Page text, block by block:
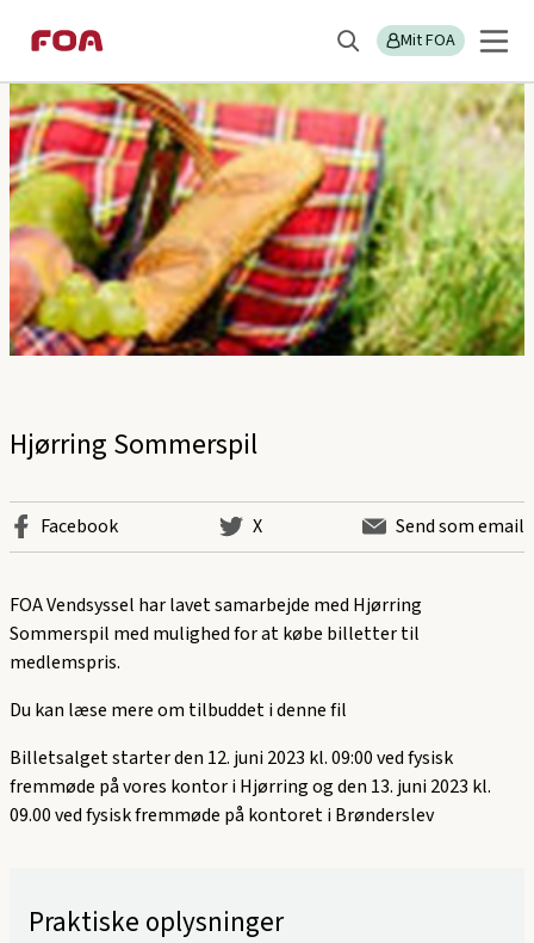
til
hovedindhold
til
hovedmenu
Søg Mit FOA
menu
FOA Vendsyssel
Hjørring Sommerspil
Facebook X Send som email
FOA Vendsyssel har lavet samarbejde med Hjørring
Sommerspil med mulighed for at købe billetter til
medlemspris.
Du kan læse mere om tilbuddeti denne fil
Billetsalget starter den 12. juni 2023 kl. 09:00 ved fysisk
fremmøde på vores kontor i Hjørring og den 13. juni 2023 kl.
09.00 ved fysisk fremmøde på kontoret i Brønderslev
Praktiske oplysninger